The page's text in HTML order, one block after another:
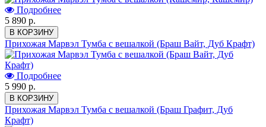
Подробнее
5 890 р.
В КОРЗИНУ
Прихожая Марвэл Тумба с вешалкой (Браш Вайт, Дуб Крафт)
Подробнее
5 990 р.
В КОРЗИНУ
Прихожая Марвэл Тумба с вешалкой (Браш Графит, Дуб
Крафт)